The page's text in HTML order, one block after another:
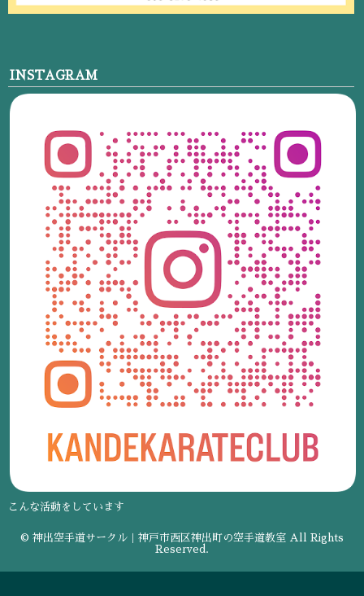
INSTAGRAM
こんな活動をしています
© 神出空手道サークル｜神戸市西区神出町の空手道教室 All Rights
Reserved.